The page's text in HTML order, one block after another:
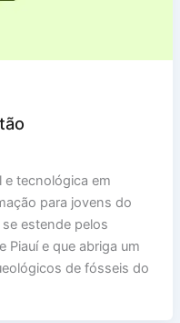
e tecnológica em
para jovens do
estende pelos
Piauí e que abriga um
de fósseis do